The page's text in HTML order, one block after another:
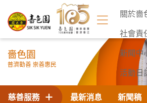
關於嗇
社會責
新聞中
活動日
聯絡我們
嗇色園
普濟勸善 崇善惠民
最新消息 新聞稿
慈善服務